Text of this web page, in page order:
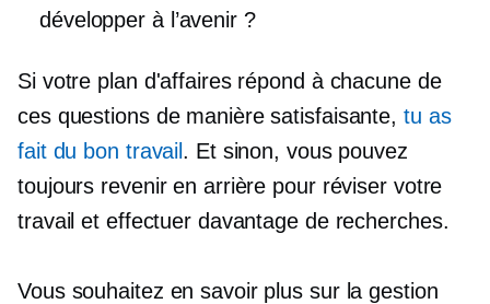
développer à l’avenir ?
Si votre plan d'affaires répond à chacune de
ces questions de manière satisfaisante, tu as
fait du bon travail . Et sinon, vous pouvez
toujours revenir en arrière pour réviser votre
travail et effectuer davantage de recherches.
Vous souhaitez en savoir plus sur la gestion